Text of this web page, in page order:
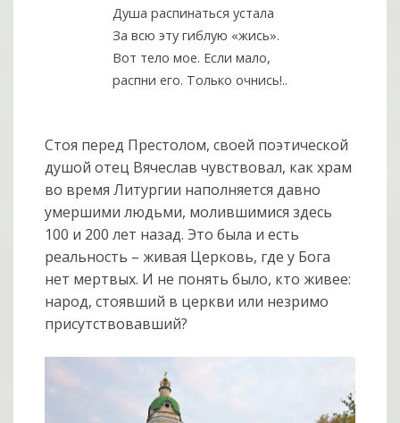
Душа распинаться устала
За всю эту гиблую «жись».
Вот тело мое. Если мало,
распни его. Только очнись!..
Стоя перед Престолом, своей поэтической
душой отец Вячеслав чувствовал, как храм
во время Литургии наполняется давно
умершими людьми, молившимися здесь
100 и 200 лет назад. Это была и есть
реальность – живая Церковь, где у Бога
нет мертвых. И не понять было, кто живее:
народ, стоявший в церкви или незримо
присутствовавший?